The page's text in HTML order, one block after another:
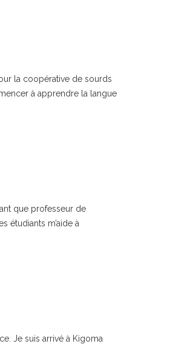
la coopérative de sourds
à apprendre la langue
que professeur de
étudiants m’aide à
Je suis arrivé à Kigoma